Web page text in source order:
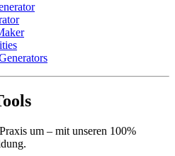
um – mit unseren 100%